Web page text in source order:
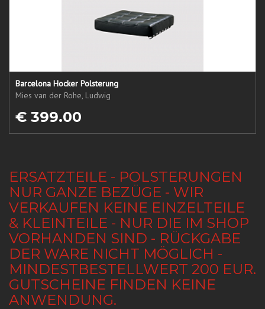
Barcelona Hocker Polsterung
Mies van der Rohe, Ludwig
€ 399.00
ERSATZTEILE - POLSTERUNGEN
NUR GANZE BEZÜGE - WIR
VERKAUFEN KEINE EINZELTEILE
& KLEINTEILE - NUR DIE IM SHOP
VORHANDEN SIND - RÜCKGABE
DER WARE NICHT MÖGLICH -
MINDESTBESTELLWERT 200 EUR.
GUTSCHEINE FINDEN KEINE
ANWENDUNG.